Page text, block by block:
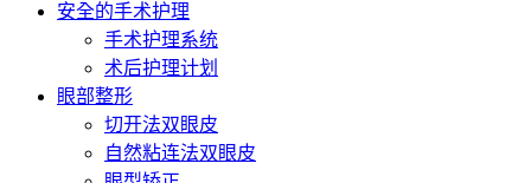
安全的手术护理
手术护理系统
术后护理计划
眼部整形
切开法双眼皮
自然粘连法双眼皮